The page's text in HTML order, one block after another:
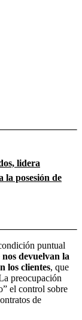
lidera
la posesión de
puntual
devuelvan la
los clientes, que
preocupación
el control sobre
de